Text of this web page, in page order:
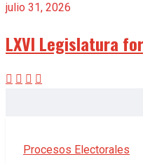
julio 31, 2026
LXVI Legislatura
Procesos Electorales